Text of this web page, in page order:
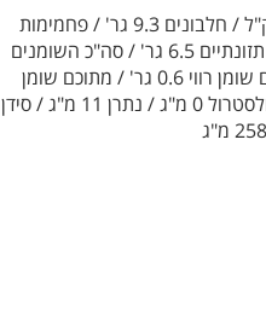
אנרגיה 347 קק"ל / חלבונים 9.3 גר' / פחמימות
73 גר' / סיבים תזונתיים 6.5 גר' / סה"כ השומנים
2.3 גר' / מתוכם שומן רווי 0.6 גר' / מתוכם שומן
טרנס 0 גר' / כולסטרול 0 מ"ג / נתרן 11 מ"ג / סידן